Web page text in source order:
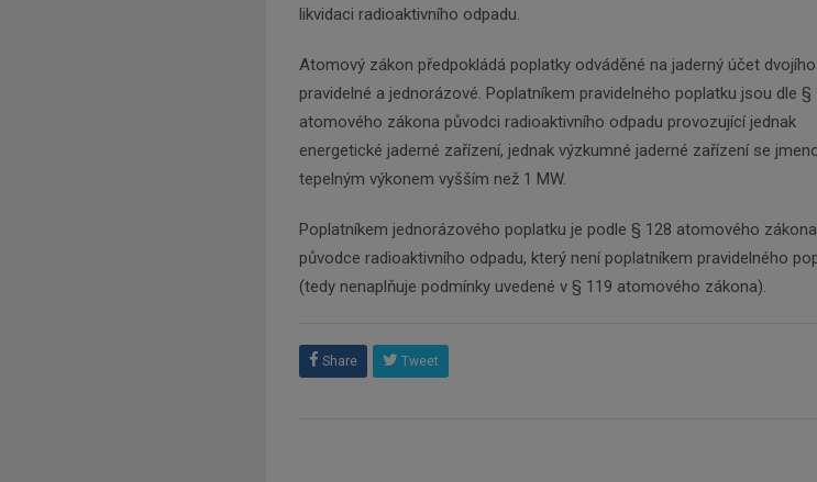
likvidaci radioaktivního odpadu.
Atomový zákon předpokládá poplatky odváděné na jaderný účet
pravidelné a jednorázové. Poplatníkem pravidelného poplatku jsou dle §
atomového zákona původci radioaktivního odpadu provozující jednak
energetické jaderné zařízení, jednak výzkumné jaderné zařízení se
tepelným výkonem vyšším než 1 MW.
Poplatníkem jednorázového poplatku je podle § 128 atomového zákona
původce radioaktivního odpadu, který není poplatníkem pravidelného
(tedy nenaplňuje podmínky uvedené v § 119 atomového zákona).
Share Tweet